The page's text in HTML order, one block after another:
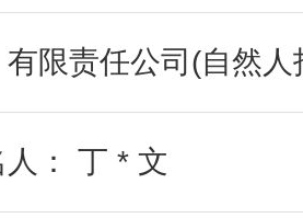
限责任公司(自然人
： 丁 * 文